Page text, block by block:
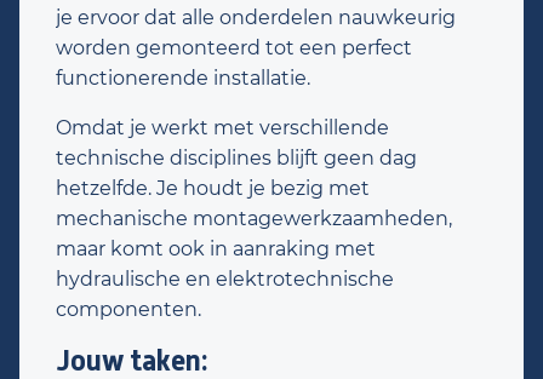
je ervoor dat alle onderdelen nauwkeurig
worden gemonteerd tot een perfect
functionerende installatie.
Omdat je werkt met verschillende
technische disciplines blijft geen dag
hetzelfde. Je houdt je bezig met
mechanische montagewerkzaamheden,
maar komt ook in aanraking met
hydraulische en elektrotechnische
componenten.
Jouw taken: